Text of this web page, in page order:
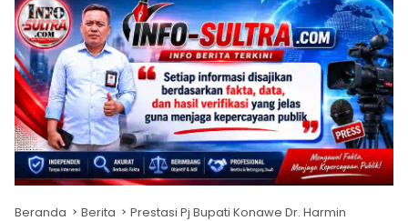
Beranda Berita
Prestasi Pj Bupati Konawe Dr. Harmin